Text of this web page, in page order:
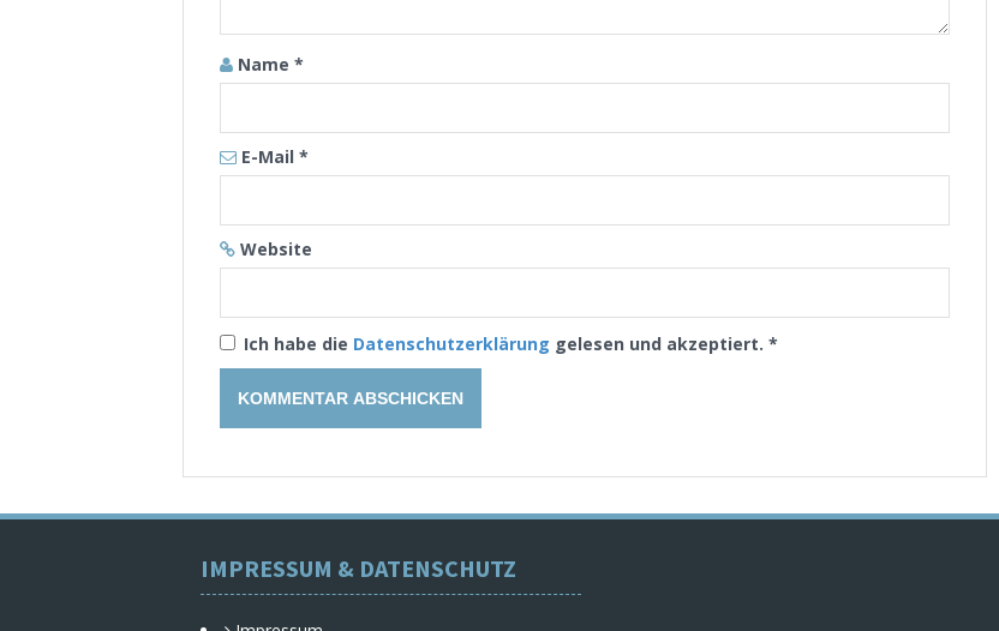
Name *
E-Mail *
Website
Ich habe die Datenschutzerklärung gelesen und akzeptiert. *
IMPRESSUM & DATENSCHUTZ